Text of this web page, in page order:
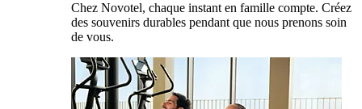
Chez Novotel, chaque instant en famille compte. Créez
des souvenirs durables pendant que nous prenons soin
de vous.